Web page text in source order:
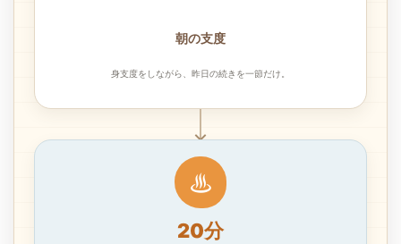
朝の支度
身支度をしながら、昨日の続きを一節だけ。
♨
20分